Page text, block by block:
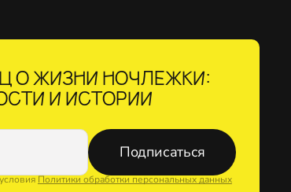
О ЖИЗНИ НОЧЛЕЖКИ:
И ИСТОРИИ
Подписаться
Политики обработки персональных данных